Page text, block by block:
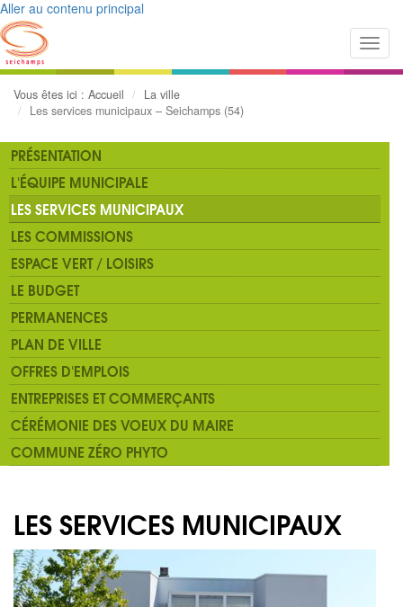
Aller au contenu principal
Vous êtes ici : Accueil
La ville
Les services municipaux – Seichamps (54)
PRÉSENTATION
L'ÉQUIPE MUNICIPALE
LES SERVICES MUNICIPAUX
LES COMMISSIONS
ESPACE VERT / LOISIRS
LE BUDGET
PERMANENCES
PLAN DE VILLE
OFFRES D'EMPLOIS
ENTREPRISES ET COMMERÇANTS
CÉRÉMONIE DES VOEUX DU MAIRE
COMMUNE ZÉRO PHYTO
LES SERVICES MUNICIPAUX